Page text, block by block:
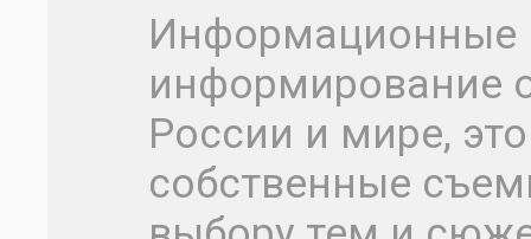
Информационные
информирование
России и мире,
собственные